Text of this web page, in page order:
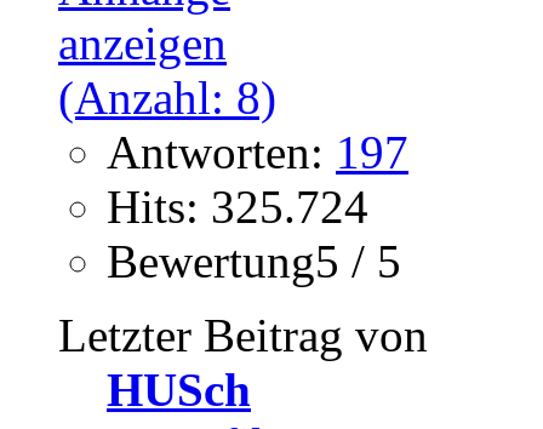
Antworten: 197
Hits: 325.724
Bewertung5 / 5
Letzter Beitrag von
HUSch